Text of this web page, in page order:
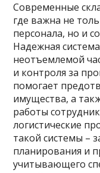
Современные
где важна не
персонала, но и
Надежная
неотъемлемой
и контроля за
помогает
имущества, а
работы
логистические
такой системы –
планирования и
учитывающего